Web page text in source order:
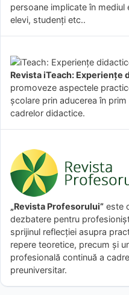
persoane implicate în
elevi, studenți etc..
Revista iTeach: Experienţe
promoveze aspectele
şcolare prin aducerea în
cadrelor didactice.
„Revista Profesorului” este
dezbatere pentru
sprijinul reflecției asupra
repere teoretice, precum și
profesională continuă a
preuniversitar.